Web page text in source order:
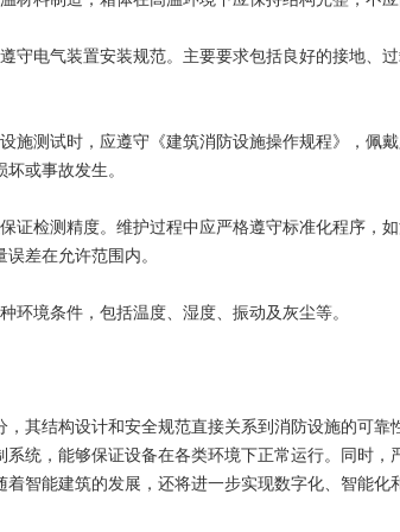
电气装置安装规范。主要要求包括良好的接地、过
测试时，应遵守《建筑消防设施操作规程》，佩戴
或事故发生。
测精度。维护过程中应严格遵守标准化程序，如
差在允许范围内。
境条件，包括温度、湿度、振动及灰尘等。
结构设计和安全规范直接关系到消防设施的可靠
统，能够保证设备在各类环境下正常运行。同时，
智能建筑的发展，还将进一步实现数字化、智能化